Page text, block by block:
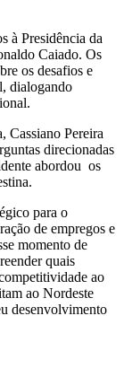
à Presidência da
Caiado. Os
os desafios e
dialogando
Cassiano Pereira
direcionadas
abordou os
para o
de empregos e
momento de
quais
ao
ao Nordeste
desenvolvimento